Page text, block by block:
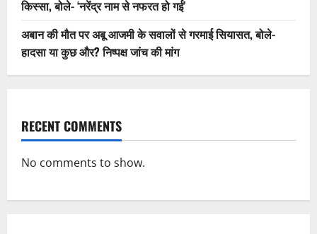
किस्सा, बोले- ‘नरेंद्र नाम से नफरत हो गई’
अबान की मौत पर अबू आजमी के सवालों से गरमाई सियासत, बोले-
हादसा या कुछ और? निष्पक्ष जांच की मांग
RECENT COMMENTS
No comments to show.